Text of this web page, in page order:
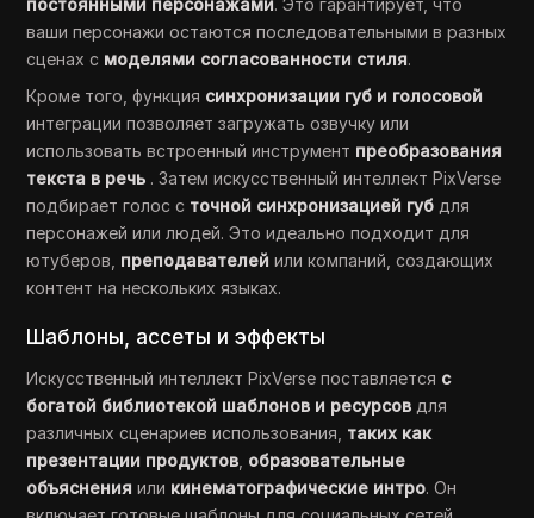
ваши персонажи остаются последовательными в разных
сценах с моделями согласованности стиля.
Кроме того, функция синхронизации губ и голосовой
интеграции позволяет загружать озвучку или
использовать встроенный инструмент преобразования
текста в речь . Затем искусственный интеллект PixVerse
подбирает голос с точной синхронизацией губ для
персонажей или людей. Это идеально подходит для
ютуберов, преподавателей или компаний, создающих
контент на нескольких языках.
Шаблоны, ассеты и эффекты
Искусственный интеллект PixVerse поставляется с
богатой библиотекой шаблонов и ресурсов для
различных сценариев использования, таких как
презентации продуктов образовательные
объяснения или кинематографические интро. Он